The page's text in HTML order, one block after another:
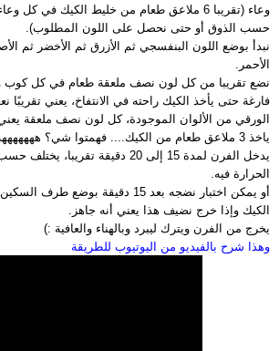
وعاء (تقريبا 6 ملاعق طعام من خليط الكيك في كل
حسب الذوق أو حتى نحصل على اللون المطلوب).
نبدأ بوضع اللون البنفسجي ثم الأزرق ثم الأخضر ثم
الأحمر.
نضع تقريبا من كل لون نصف ملعقة طعام في كل كوب
فارغة حتى يأخذ الكيك راحته في الانتفاخ، يعني تقريبًا
الورقي من الألوان الموجودة، كل لون نصف ملعقة
ياخذ 3 ملاعق طعام من الكيك.... فهمتوا شي؟ هههههههه
يدخل الفرن لمدة 15 إلى 20 دقيقة
الحرارة فيه.
أو يمكن اختبار نضجه بعد 15 دقيقة
الكيك وإذا خرج نضيف هذا يعني أنه جاهز.
يخرج من الفرن ويترك ليبرد وبالهناء والعافية :)
وهذا شرح بالفيديو من اليوتيوب للطريقة